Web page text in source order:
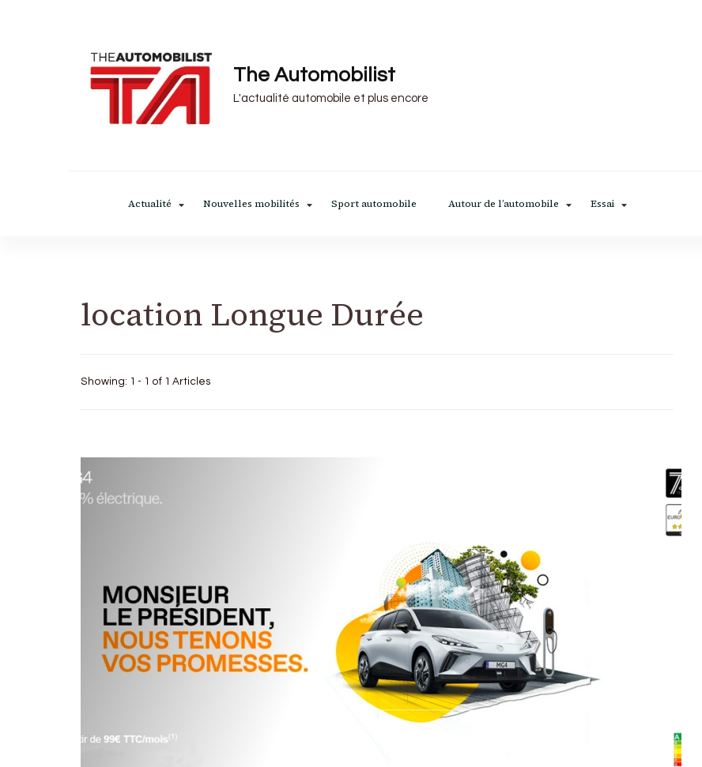
The Automobilist
L'actualité automobile et plus encore
Actualité Nouvelles mobilités Sport automobile Autour de l’automobile Essai
location Longue Durée
Showing: 1 - 1 of 1 Articles